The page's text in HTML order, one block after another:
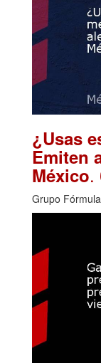
¿Usas
Emiten
México.
Grupo Fórmula